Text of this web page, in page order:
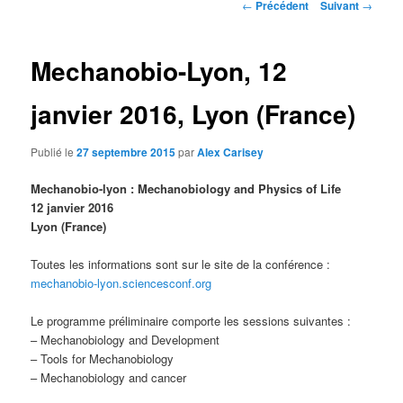
← Précédent Suivant →
Mechanobio-Lyon, 12
janvier 2016, Lyon (France)
Publié le27 septembre 2015parAlex Carisey
Mechanobio-lyon : Mechanobiology and Physics of Life
12 janvier 2016
Lyon (France)
Toutes les informations sont sur le site de la conférence :
mechanobio-lyon.sciencesconf.org
Le programme préliminaire comporte les sessions suivantes :
– Mechanobiology and Development
– Tools for Mechanobiology
– Mechanobiology and cancer